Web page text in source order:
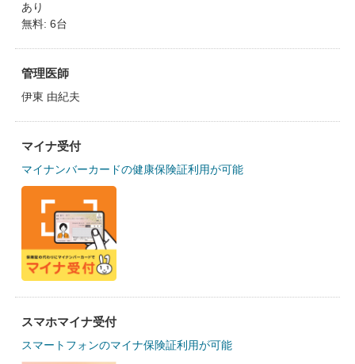
あり
無料: 6台
管理医師
伊東 由紀夫
マイナ受付
マイナンバーカードの健康保険証利用が可能
スマホマイナ受付
スマートフォンのマイナ保険証利用が可能